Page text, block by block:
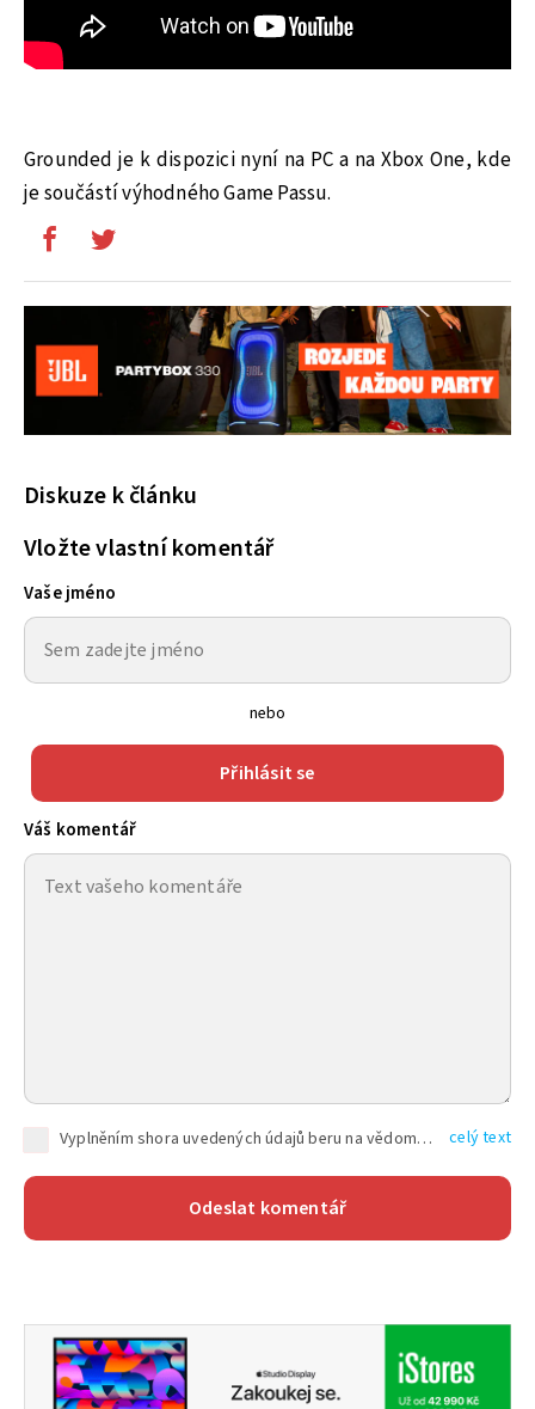
Grounded je k dispozici nyní na PC a na Xbox One, kde
je součástí výhodného Game Passu.
Diskuze k článku
Vložte vlastní komentář
Vaše jméno
nebo
Přihlásit se
Váš komentář
Vyplněním shora uvedených údajů beru na vědomí, že společnost TEXT FACTORY s.r.o., sídlem Brno, Durďákova 336/29, Černá Pole, PSČ: 613 00, IČ: 06157831, zapsané u Krajského soudu v Brně, oddíl C, vložka 100399, bude zpracovávat mé osobní údaje uvedené v rámci mnou vyplněného registračního formuláře na základě oprávněných zájmů TEXT FACTORY s.r.o. dle čl. 6 odst. 1 písm. f) GDPR a pro splnění právních povinností (čl. 6 odst. 1 písm. c) GDPR), a to pro tyto účely: nezbytnost zajistit oprávnění návštěvníka webových stránek provozovaných společností TEXT FACTORY s.r.o. přispívat aktivně ke zveřejněným článkům nebo v rámci diskusních fór a výkon práv TEXT FACTORY s.r.o. jako administrátora těchto diskusních fór. Více informací o zpracování osobních údajů a právech lze nalézt v celý text